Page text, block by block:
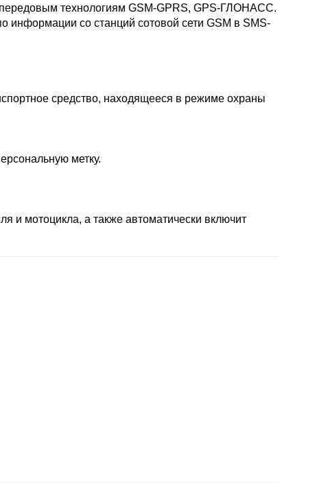
передовым технологиям GSM-GPRS, GPS-ГЛОНАСС.
информации со станций сотовой сети GSM в SMS-
средство, находящееся в режиме охраны
метку.
и мотоцикла, а также автоматически включит